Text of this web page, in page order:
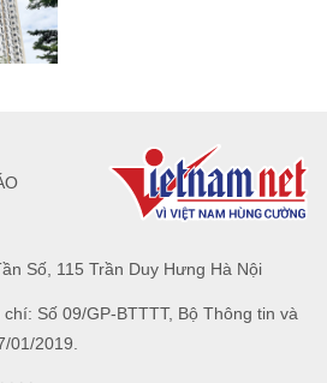
Số, 115 Trần Duy Hưng Hà Nội
Số 09/GP-BTTTT, Bộ Thông tin và
01/2019.